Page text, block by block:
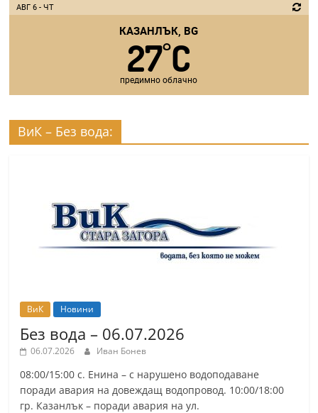
АВГ 6 - ЧТ
КАЗАНЛЪК, BG
27°C
предимно облачно
ВиК – Без вода:
ВиК Новини
Без вода – 06.07.2026
06.07.2026 Иван Бонев
08:00/15:00 с. Енина – с нарушено водоподаване
поради авария на довеждащ водопровод. 10:00/18:00
гр. Казанлък – поради авария на ул.